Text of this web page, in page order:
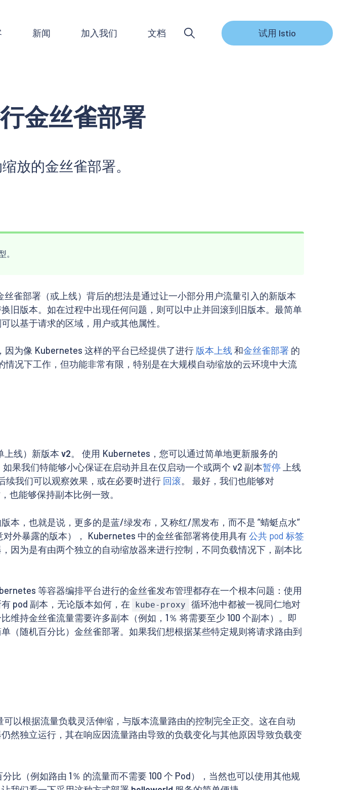
新闻 加入我们 文档 试用 Istio
金丝雀部署
放的金丝雀部署。
。
雀部署（或上线）背后的想法是通过让一小部分用户流量引入的新版本
旧版本。如在过程中出现任何问题，则可以中止并回滚到旧版本。最简单
以基于请求的区域，用户或其他属性。
为像 Kubernetes 这样的平台已经提供了进行 版本上线和金丝雀部署 的
况下工作，但功能非常有限，特别是在大规模自动缩放的云环境中大流
上线）新版本 v2。 使用 Kubernetes，您可以通过简单地更新服务的
如果我们特能够小心保证在启动并且在仅启动一个或两个 v2 副本暂停 上线
续我们可以观察效果，或在必要时进行 回滚。 最好，我们也能够对
也能够保持副本比例一致。
本，也就是说，更多的是蓝/绿发布，又称红/黑发布，而不是 “蜻蜓点水“
外暴露的版本）， Kubernetes 中的金丝雀部署将使用具有公共 pod 标签
因为是有由两个独立的自动缩放器来进行控制，不同负载情况下，副本比
等容器编排平台进行的金丝雀发布管理都存在一个根本问题：使用
pod 副本，无论版本如何，在
kube-proxy
循环池中都被一视同仁地对
持金丝雀流量需要许多副本（例如，1％ 将需要至少 100 个副本）。即
（随机百分比）金丝雀部署。如果我们想根据某些特定规则将请求路由到
以根据流量负载灵活伸缩，与版本流量路由的控制完全正交。这在自动
然独立运行，其在响应因流量路由导致的负载变化与其他原因导致负载变
比（例如路由 1％ 的流量而不需要 100 个 Pod），当然也可以使用其他规